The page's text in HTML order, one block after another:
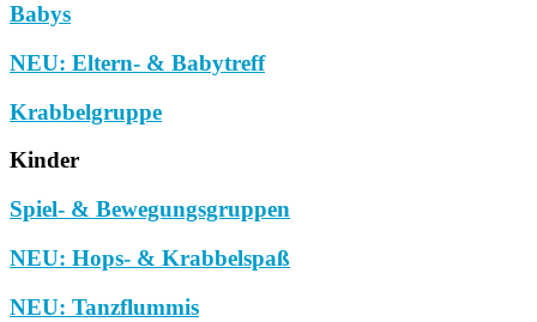
Babys
NEU: Eltern- & Babytreff
Krabbelgruppe
Kinder
Spiel- & Bewegungsgruppen
NEU: Hops- & Krabbelspaß
NEU: Tanzflummis